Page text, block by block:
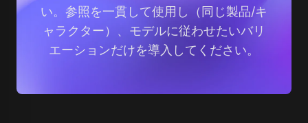
い。参照を一貫して使用し（同じ製品/キ
ャラクター）、モデルに従わせたいバリ
エーションだけを導入してください。